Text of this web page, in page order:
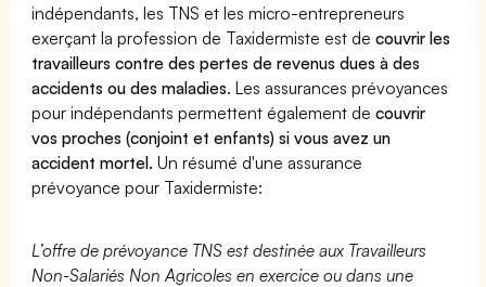
indépendants, les TNS et les micro-entrepreneurs
exerçant la profession de Taxidermiste est decouvrir les
travailleurs contre des pertes de revenus dues à des
accidents ou des maladies. Les assurances prévoyances
pour indépendants permettent également decouvrir
vos proches (conjoint et enfants) si vous avez un
accident mortel. Un résumé d'une assurance
prévoyance pour Taxidermiste:
L’offre de prévoyance TNS est destinée aux Travailleurs
Non-Salariés Non Agricoles en exercice ou dans une